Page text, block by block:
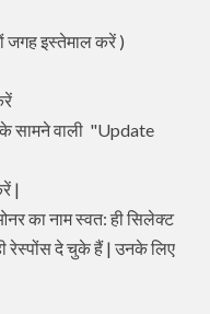
जगह इस्तेमाल करें )
के सामने वाली "Update
|
का नाम स्वत: ही सिलेक्ट
रेस्पोंस दे चुके हैं | उनके लिए